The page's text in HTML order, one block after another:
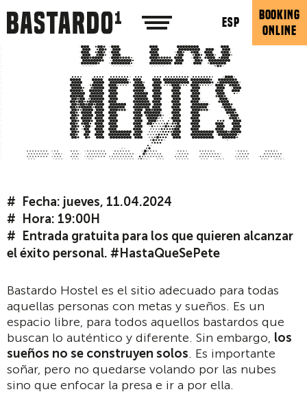
ESP
BOOKING
ONLINE
Fecha: jueves, 11.04.2024
Hora: 19:00H
Entrada gratuita para los que quieren alcanzar
el éxito personal. #HastaQueSePete
Bastardo Hostel es el sitio adecuado para todas
aquellas personas con metas y sueños. Es un
espacio libre, para todos aquellos bastardos que
buscan lo auténtico y diferente. Sin embargo, los
sueños no se construyen solos. Es importante
soñar, pero no quedarse volando por las nubes
sino que enfocar la presa e ir a por ella.